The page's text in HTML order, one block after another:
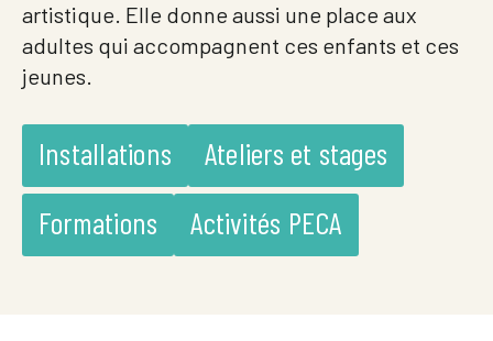
artistique. Elle donne aussi une place aux
adultes qui accompagnent ces enfants et ces
jeunes.
Installations
Ateliers et stages
Formations
Activités PECA